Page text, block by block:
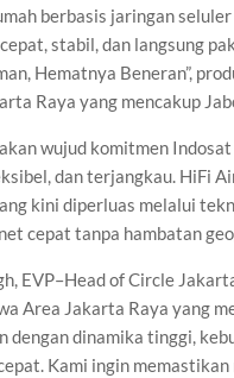
berbasis jaringan
stabil, dan langsung
Hematnya Beneran”,
Raya yang mencakup
wujud komitmen
dan terjangkau. HiFi
kini diperluas melalui
cepat tanpa hambatan
EVP–Head of Circle
Area Jakarta Raya yang
dengan dinamika tinggi,
Kami ingin